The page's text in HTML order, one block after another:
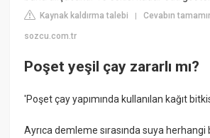
Kaynak kaldırma talebi |Cevabın
sozcu.com.tr
Poşet yeşil çay zararlı mı?
'Poşet çay yapımında kullanılan kağıt
Ayrıca demleme sırasında suya